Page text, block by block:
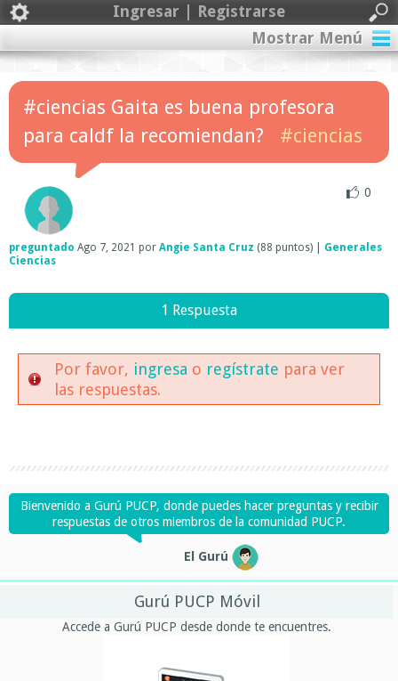
Ingresar | Registrarse
Mostrar Menú
#ciencias Gaita es buena profesora
para caldf la recomiendan?
#ciencias
0
preguntado Ago 7, 2021 por Angie Santa Cruz (88 puntos)
Generales
Ciencias
1 Respuesta
Por favor, ingresa o regístrate para ver
las respuestas.
Bienvenido a Gurú PUCP, donde puedes hacer preguntas y recibir
respuestas de otros miembros de la comunidad PUCP.
El Gurú
Gurú PUCP Móvil
Accede a Gurú PUCP desde donde te encuentres.